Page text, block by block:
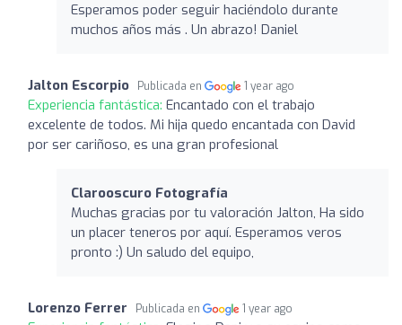
Esperamos poder seguir haciéndolo durante
muchos años más . Un abrazo! Daniel
Jalton Escorpio Publicada en 1 year ago
Experiencia fantástica: Encantado con el trabajo
excelente de todos. Mi hija quedo encantada con David
por ser cariñoso, es una gran profesional
Clarooscuro Fotografía
Muchas gracias por tu valoración Jalton, Ha sido
un placer teneros por aquí. Esperamos veros
pronto :) Un saludo del equipo,
Lorenzo Ferrer Publicada en 1 year ago